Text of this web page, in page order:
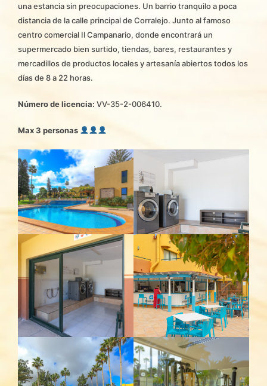
una estancia sin preocupaciones. Un barrio tranquilo a poca
distancia de la calle principal de Corralejo. Junto al famoso
centro comercial Il Campanario, donde encontrará un
supermercado bien surtido, tiendas, bares, restaurantes y
mercadillos de productos locales y artesanía abiertos todos los
días de 8 a 22 horas.
Número de licencia: VV-35-2-006410.
Max 3 personas